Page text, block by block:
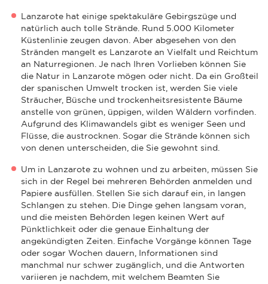
Lanzarote hat einige spektakuläre Gebirgszüge und
natürlich auch tolle Strände. Rund 5.000 Kilometer
Küstenlinie zeugen davon. Aber abgesehen von den
Stränden mangelt es Lanzarote an Vielfalt und Reichtum
an Naturregionen. Je nach Ihren Vorlieben können Sie
die Natur in Lanzarote mögen oder nicht. Da ein Großteil
der spanischen Umwelt trocken ist, werden Sie viele
Sträucher, Büsche und trockenheitsresistente Bäume
anstelle von grünen, üppigen, wilden Wäldern vorfinden.
Aufgrund des Klimawandels gibt es weniger Seen und
Flüsse, die austrocknen. Sogar die Strände können sich
von denen unterscheiden, die Sie gewohnt sind.
Um in Lanzarote zu wohnen und zu arbeiten, müssen Sie
sich in der Regel bei mehreren Behörden anmelden und
Papiere ausfüllen. Stellen Sie sich darauf ein, in langen
Schlangen zu stehen. Die Dinge gehen langsam voran,
und die meisten Behörden legen keinen Wert auf
Pünktlichkeit oder die genaue Einhaltung der
angekündigten Zeiten. Einfache Vorgänge können Tage
oder sogar Wochen dauern, Informationen sind
manchmal nur schwer zugänglich, und die Antworten
variieren je nachdem, mit welchem Beamten Sie